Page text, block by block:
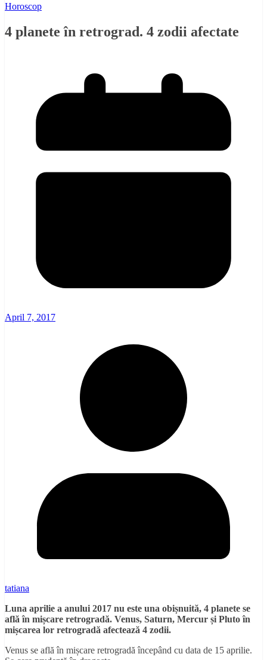
Horoscop
4 planete în retrograd. 4 zodii afectate
April 7, 2017
tatiana
Luna aprilie a anului 2017 nu este una obișnuită, 4 planete se
află în mișcare retrogradă. Venus, Saturn, Mercur și Pluto în
mișcarea lor retrogradă afectează 4 zodii.
Venus se află în mișcare retrogradă începând cu data de 15 aprilie.